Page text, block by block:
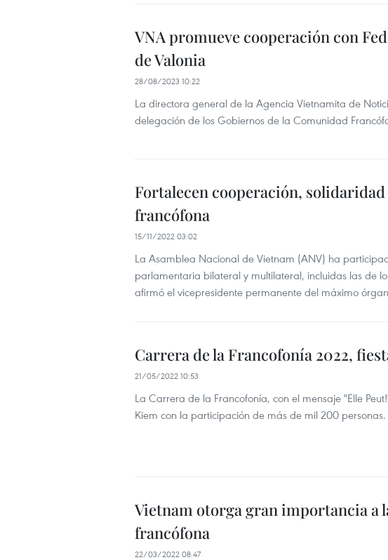
VNA promueve cooperación con
de Valonia
28/08/2023 10:22
La directora general de la Agencia Vietnamita de
delegación de los Gobiernos de la Comunidad
Fortalecen cooperación,
francófona
15/11/2022 03:02
La Asamblea Nacional de Vietnam (ANV) ha
parlamentaria bilateral y multilateral, incluidas las de
afirmó el vicepresidente permanente del máximo
Carrera de la Francofonía 2022,
21/05/2022 10:53
La Carrera de la Francofonía, con el mensaje "Elle
Kiem con la participación de más de mil 200 personas.
Vietnam otorga gran importancia a
francófona
22/03/2022 08:47